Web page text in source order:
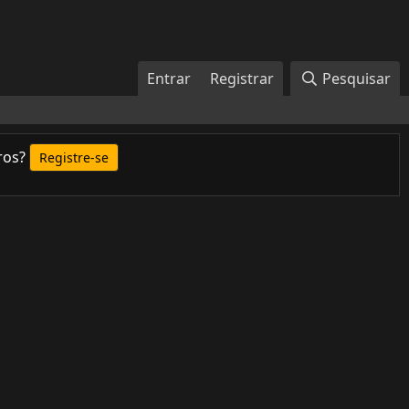
Entrar Registrar Pesquisar
Registre-se